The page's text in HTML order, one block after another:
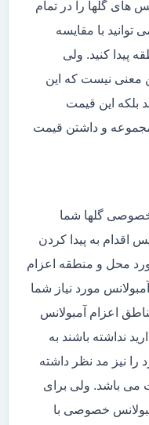
های گلها را در تمام
با مقایسه
پیدا کنید. ولی
معنی نیست که این
بلکه این قیمت
و داشتن قیمت
خصوصی گلها شما
اقدام به پیدا کردن
محل و منطقه اعزام
مورد نیاز شما
اعزام آمبولانس
نداشته باشند به
را نیز مد نظر داشته
می باشد. ولی برای
خصوصی با